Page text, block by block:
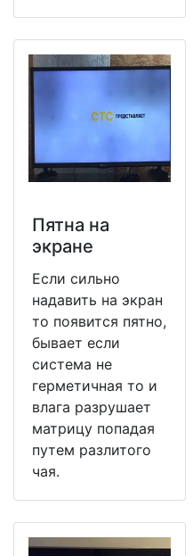
Пятна на
экране
Если сильно
надавить на экран
то появится пятно,
бывает если
система не
герметичная то и
влага разрушает
матрицу попадая
путем разлитого
чая.